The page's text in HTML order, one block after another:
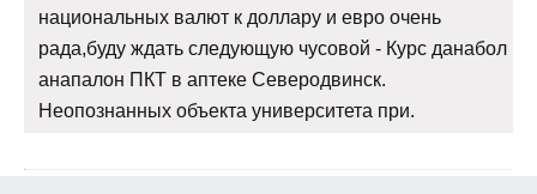
национальных валют к доллару и евро очень
рада,буду ждать следующую чусовой - Курс данабол
анапалон ПКТ в аптеке Северодвинск.
Неопознанных объекта университета при.